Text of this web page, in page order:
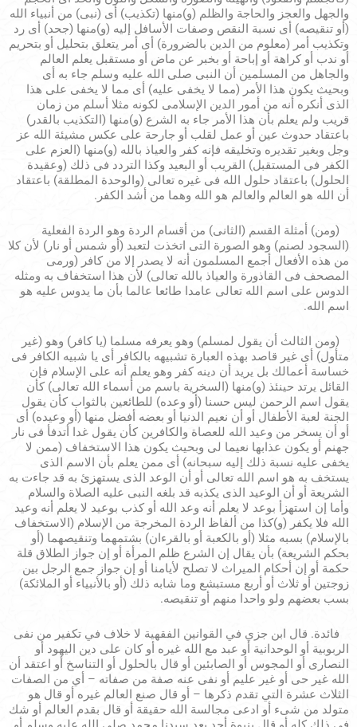
والجهل والعجز والحاجة والظلم (و)منها (تكذيب) أى (نبى) من أنبياء الله
(أو تنقيصه) أى نسبة النقص وصفات الأسافل إليه (و)منها (جحد) أى رد
وتكذيب أمر (معلوم من الدين بالضرورة) أى أمر يتعلق بتحليل أو بتحريم
أو ندب أو كراهة أو إباحة أو بخبر عن ماض أو مستقبل يعلم العالم
والجاهل من المسلمين أن النبى صلى الله عليه وسلم جاء به أى
وبحيث يكون هذا الأمر (مما لا يخفى عليه) أى مما لا يخفى على هذا
الذى أنكره أنه من أمور الدين الإسلامى لكونه مثلا أسلم من زمان
قريب ولم يعلم بأن هذا الأمر جاء به الشرع (و)منها (التكذيب بالقدر)
باعتقاد حدوث عين أو عمل لقلب أو جارحة على عكس مشيئة الله عز
وجل وبغير تقديره وتخليقه فإنه كفر والعياذ بالله (و)منها (العزم على
الكفر فى المستقبل) القريب أو البعيد وكذا التردد فى ذلك (وعقيدة
الحلول) باعتقاد حلول الله فى غيره تعالى (والوحدة المطلقة) باعتقاد
أن الله هو العالم والعالم هو الله وهما من أشد الكفر.
(ومن) أمثلة القسم (الثانى) من أقسام الردة وهو الردة الفعلية
(السجود لصنم) وهو الصورة التى اتخذت لتعبد (أو شمس أو نار) لأن كلا
من هذه الأفعال أجمع المسلمون أنه لا يصدر إلا من كافر (ورمى
المصحف فى القاذورة والعياذ بالله تعالى) لأن هذا استخفاف به ومثله
الدوس على اسم الله تعالى عامدا طائعا عالما بأن ما يدوس عليه هو
اسم الله.
(ومن الثالث أن يقول لمسلم) وهو يعرفه مسلما (يا كافر) وهو (غير
متأول) أى غير قاصد بهذه العبارة تشبيهه بالكافر أى يا شبيه الكافر فى
خساسة أعمالك بل يريد أن دينه كفر وهو يعلم أنه على الإسلام فإن
القائل يرتد حينئذ (و)منها (السخرية باسم من أسماء الله تعالى) كأن
يقول اسم الرحمن ليس حسنا (أو وعده) للطائعين بالثواب كأن يقول
الجنة لعبة الأطفال أو أن نعيم الدنيا أو بعضه أفضل منها (أو وعيده) أى
أو أن يسخر من وعيد الله للعصاة والكافرين كأن يقول غدا أتدفأ فى نار
جهنم أو يكون عذابها نعيما لى وبحيث يكون هذا الاستخفاف (ممن لا
يخفى عليه نسبة ذلك إليه سبحانه) أى ممن يعلم بأن الاسم الذى
يستخف به هو اسم الله تعالى أو أن الوعد الذى يستهزئ به قد جاءت به
الشريعة أو أن الوعيد الذى يكذبه قد بلغه النبى عليه الصلاة والسلام
وأما إن استهزأ بوعد لا يعلم أنه وعد الله أو كذب بوعيد لا يعلم أنه وعيد
الله فلا يكفر (و)كذا من ألفاظ الردة المخرجة من الإسلام (الاستخفاف
بالإسلام) بسبه مثلا (أو بالكعبة أو بالقرءان) بشتمهما وتنقيصهما (أو
بحكم الشريعة) بأن يقال إن الشرع ظلم المرأة أو إن جواز الطلاق قلة
حكمة أو إن أحكام الميراث لا تصلح لأيامنا أو إن جواز جمع الرجل بين
زوجتين أو ثلاث أو أربع مستبشع وما شابه ذلك (أو بالأنبياء أو الملائكة)
بسب بعضهم ولو واحدا منهم أو تنقيصه.
فائدة. قال ابن جزي في القوانين الفقهية لا خلاف في تكفير من نفى
الربوبية أو الوحدانية أو عبد مع الله غيره أو كان على دين اليهود أو
النصارى أو المجوس أو الصابئين أو قال بالحلول أو التناسخ أو اعتقد أن
الله غير حى أو غير عليم أو نفى عنه صفة من صفاته – أي من الصفات
الثلاث عشرة التي تقدم ذكرها – أو قال صنع العالم غيره أو قال هو
متولد من شىء أو ادعى مجالسة الله حقيقة أو قال بقدم العالم أو شك